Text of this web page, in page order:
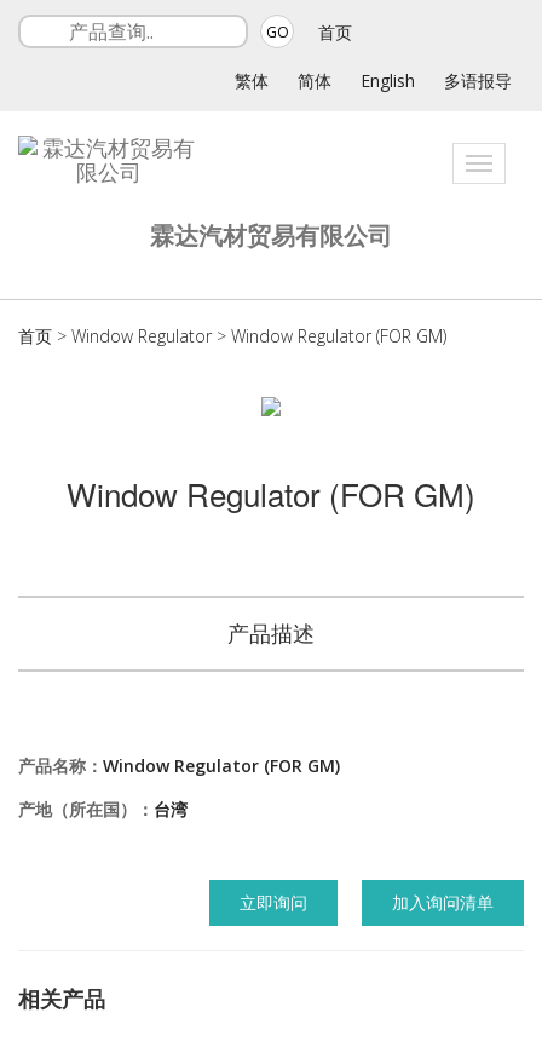
GO 首页
繁体 简体 English 多语报导
Toggle
霖达汽材贸易有限公司
首页 > Window Regulator > Window Regulator (FOR GM)
Window Regulator (FOR GM)
产品描述
产品名称： Window Regulator (FOR GM)
产地（所在国）： 台湾
立即询问 加入询问清单
相关产品